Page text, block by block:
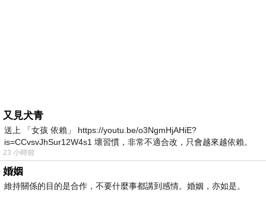
又見犬青
送上 「女孩 依賴」 https://youtu.be/o3NgmHjAHiE?
is=CCvsvJhSur12W4s1 壞習慣，非常不適合改，只會越來越依賴。
我害怕的
23 小時前
婚姻
維持關係的目的是合作，不要什麼事都講到感情。婚姻，亦如是。